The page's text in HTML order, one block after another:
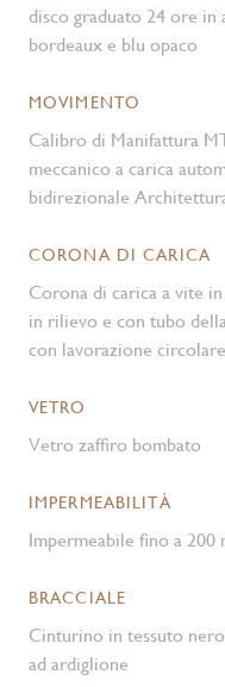
disco graduato 24 ore in
bordeaux e blu opaco
MOVIMENTO
Calibro di Manifattura
meccanico a carica
bidirezionale
CORONA DI CARICA
Corona di carica a vite
in rilievo e con tubo
con lavorazione circolare
VETRO
Vetro zaffiro bombato
IMPERMEABILITÀ
Impermeabile fino a 200
BRACCIALE
Cinturino in tessuto
ad ardiglione